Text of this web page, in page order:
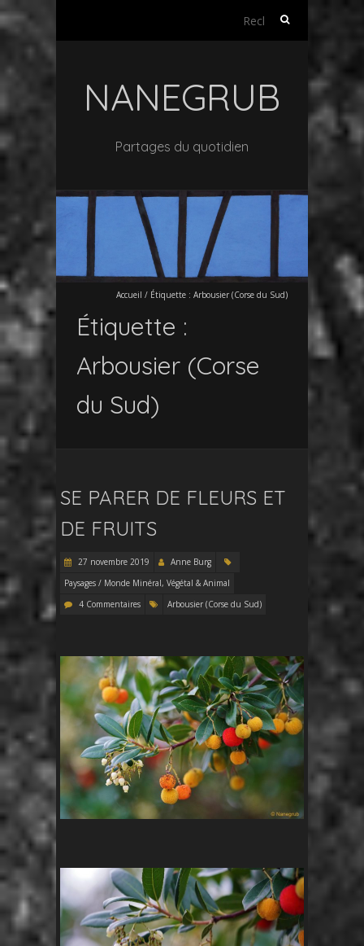
Rechercher :
NANEGRUB
Partages du quotidien
Accueil / Étiquette : Arbousier (Corse du Sud)
Étiquette :
Arbousier (Corse
du Sud)
SE PARER DE FLEURS ET
DE FRUITS
27 novembre 2019
Anne Burg
Paysages / Monde Minéral, Végétal & Animal
4 Commentaires
Arbousier (Corse du Sud)